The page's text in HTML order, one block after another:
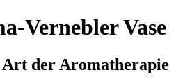
Vernebler Vase
der Aromatherapie